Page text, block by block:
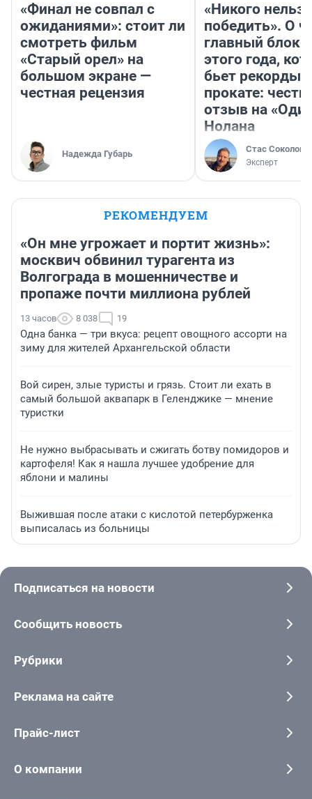
«Финал не совпал с
ожиданиями»: стоит ли
смотреть фильм
«Старый орел» на
большом экране —
честная рецензия
Надежда Губарь
«Никого нельзя
победить». О
главный
этого года,
бьет рекорды в
прокате:
отзыв на
Нолана
Стас Соколов
Эксперт
РЕКОМЕНДУЕМ
«Он мне угрожает и портит жизнь»:
москвич обвинил турагента из
Волгограда в мошенничестве и
пропаже почти миллиона рублей
13 часов 8 038 19
Одна банка — три вкуса: рецепт овощного ассорти на
зиму для жителей Архангельской области
Вой сирен, злые туристы и грязь. Стоит ли ехать в
самый большой аквапарк в Геленджике — мнение
туристки
Не нужно выбрасывать и сжигать ботву помидоров и
картофеля! Как я нашла лучшее удобрение для
яблони и малины
Выжившая после атаки с кислотой петербурженка
выписалась из больницы
Подписаться на новости
Сообщить новость
Рубрики
Реклама на сайте
Прайс-лист
О компании